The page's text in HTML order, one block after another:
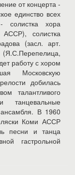
от концерта -
единство всех
солистка хора
солистка
(засл. арт.
работу с хором
Московскую
добилась
талантливого
танцевальные
В 1960
Коми АССР
песни и танца
гастрольной